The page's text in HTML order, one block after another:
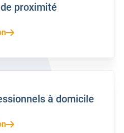
proximité
à domicile